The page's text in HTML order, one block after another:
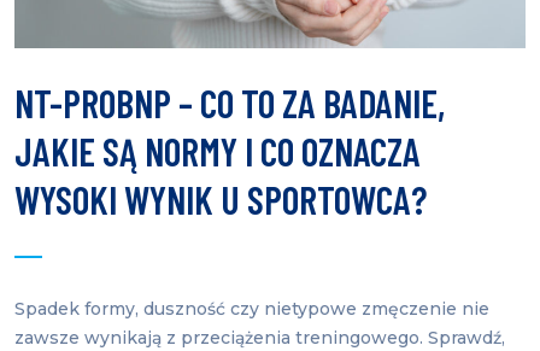
NT-PROBNP – CO TO ZA BADANIE,
JAKIE SĄ NORMY I CO OZNACZA
WYSOKI WYNIK U SPORTOWCA?
Spadek formy, duszność czy nietypowe zmęczenie nie
zawsze wynikają z przeciążenia treningowego. Sprawdź,